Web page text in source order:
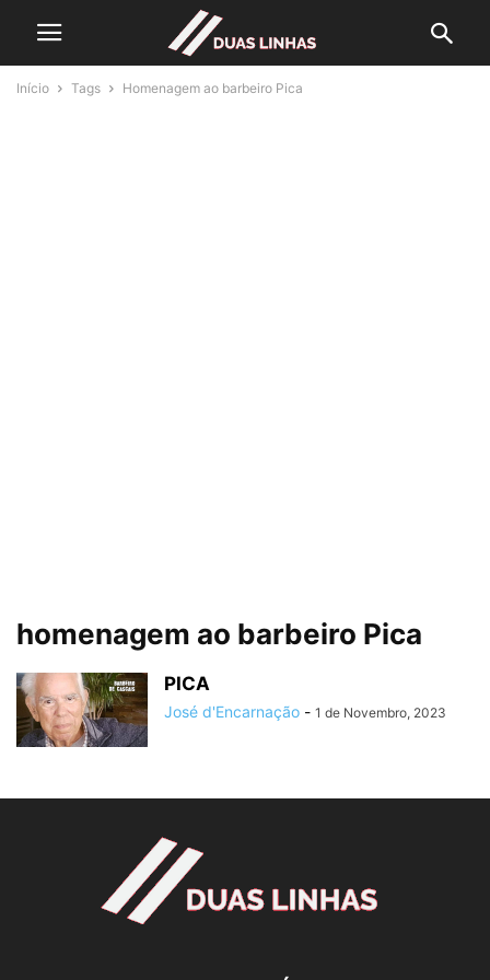
Início Tags Homenagem ao barbeiro Pica
homenagem ao barbeiro Pica
PICA
José d'Encarnação - 1 de Novembro, 2023